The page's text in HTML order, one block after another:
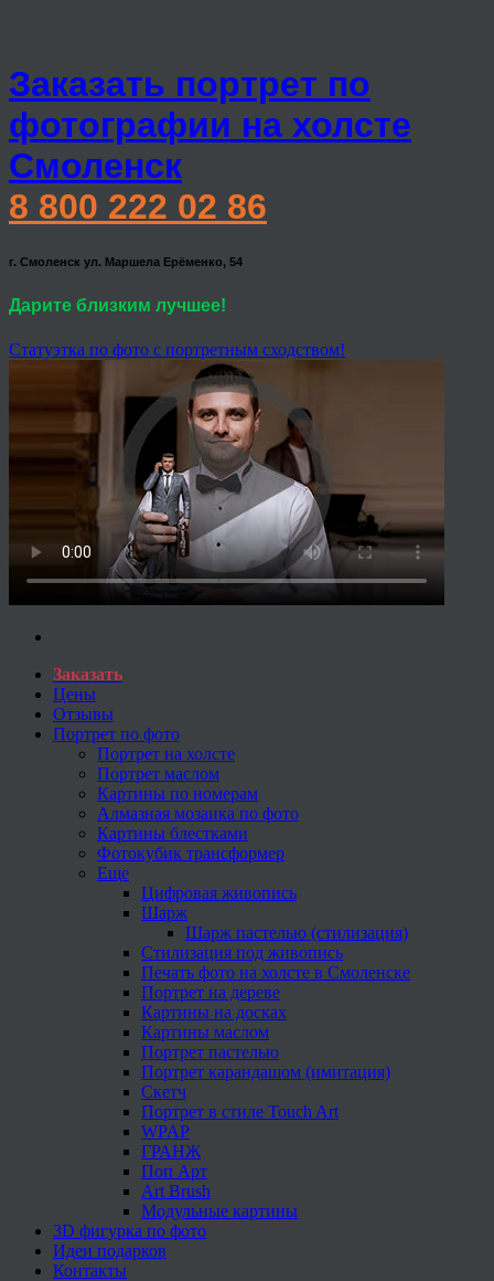
Заказать портрет по
фотографии на холсте
Смоленск
8 800 222 02 86
г. Смоленск ул. Маршела Ерёменко, 54
Дарите близким лучшее!
Статуэтка по фото с портретным сходством!
Заказать
Цены
Отзывы
Портрет по фото
Портрет на холсте
Портрет маслом
Картины по номерам
Алмазная мозаика по фото
Картины блестками
Фотокубик трансформер
Еще
Цифровая живопись
Шарж
Шарж пастелью (стилизация)
Стилизация под живопись
Печать фото на холсте в Смоленске
Портрет на дереве
Картины на досках
Картины маслом
Портрет пастелью
Портрет карандашом (имитация)
Скетч
Портрет в стиле Touch Art
WPAP
ГРАНЖ
Поп Арт
Art Brush
Модульные картины
3D фигурка по фото
Идеи подарков
Контакты